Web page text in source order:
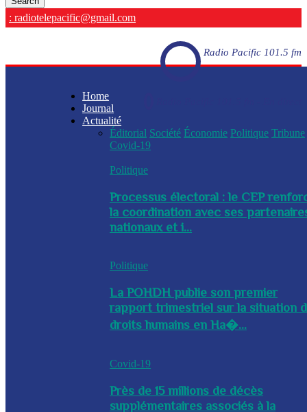
: radiotelepacific@gmail.com
Radio Pacific 101.5 fm
Home
Journal
Actualité
Éditorial Société Économie Politique Tribune
Covid-19
Politique
Processus électoral : le CEP
la coordination avec ses
nationaux et i...
Politique
La POHDH publie son premier
rapport trimestriel sur la situation
droits humains en Ha�...
Covid-19
Près de 15 millions de décès
supplémentaires associés à la